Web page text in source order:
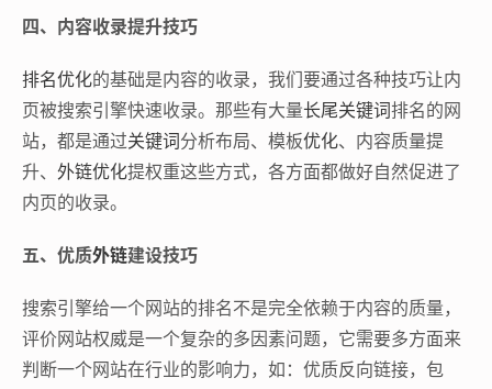
四、内容收录提升技巧
排名优化的基础是内容的收录，我们要通过各种技巧让内
页被搜索引擎快速收录。那些有大量长尾关键词排名的网
站，都是通过关键词分析布局、模板优化、内容质量提
升、 外链优化提权重这些方式，各方面都做好自然促进了
内页的收录。
五、优质外链建设技巧
搜索引擎给一个网站的排名不是完全依赖于内容的质量，
评价网站权威是一个复杂的多因素问题，它需要多方面来
判断一个网站在行业的影响力，如：优质反向链接，包